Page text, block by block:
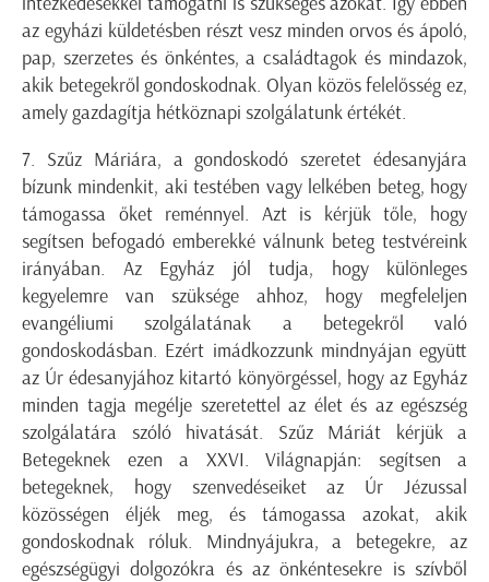
az egyházi küldetésben részt vesz minden orvos és ápoló,
pap, szerzetes és önkéntes, a családtagok és mindazok,
akik betegekről gondoskodnak. Olyan közös felelősség ez,
amely gazdagítja hétköznapi szolgálatunk értékét.
7. Szűz Máriára, a gondoskodó szeretet édesanyjára
bízunk mindenkit, aki testében vagy lelkében beteg, hogy
támogassa őket reménnyel. Azt is kérjük tőle, hogy
segítsen befogadó emberekké válnunk beteg testvéreink
irányában. Az Egyház jól tudja, hogy különleges
kegyelemre van szüksége ahhoz, hogy megfeleljen
evangéliumi szolgálatának a betegekről való
gondoskodásban. Ezért imádkozzunk mindnyájan együtt
az Úr édesanyjához kitartó könyörgéssel, hogy az Egyház
minden tagja megélje szeretettel az élet és az egészség
szolgálatára szóló hivatását. Szűz Máriát kérjük a
Betegeknek ezen a XXVI. Világnapján: segítsen a
betegeknek, hogy szenvedéseiket az Úr Jézussal
közösségen éljék meg, és támogassa azokat, akik
gondoskodnak róluk. Mindnyájukra, a betegekre, az
egészségügyi dolgozókra és az önkéntesekre is szívből